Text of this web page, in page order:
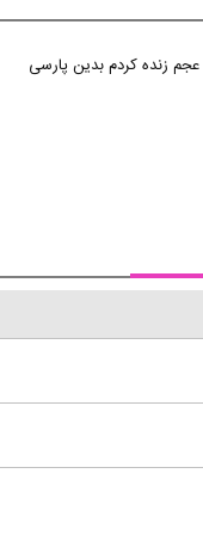
زنده کردم بدین پارسی